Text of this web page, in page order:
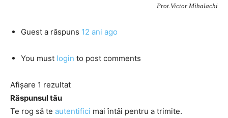
Prot.Victor Mihalachi
Guest a răspuns 12 ani ago
You must login to post comments
Afișare 1 rezultat
Răspunsul tău
Te rog să te autentifici mai întâi pentru a trimite.